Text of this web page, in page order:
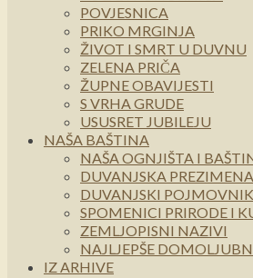
POVJESNICA
PRIKO MRGINJA
ŽIVOT I SMRT U DUVNU
ZELENA PRIČA
ŽUPNE OBAVIJESTI
S VRHA GRUDE
USUSRET JUBILEJU
NAŠA BAŠTINA
NAŠA OGNJIŠTA I
DUVANJSKA PREZIMENA
DUVANJSKI POJMOVNIK
SPOMENICI PRIRODE I
ZEMLJOPISNI NAZIVI
NAJLJEPŠE
IZ ARHIVE